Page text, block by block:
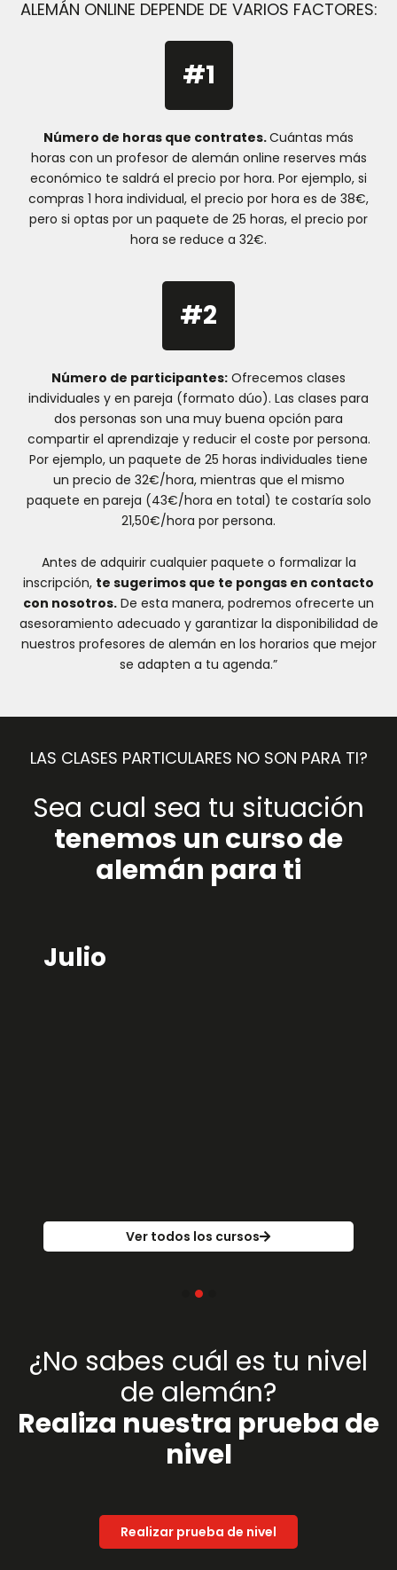
ALEMÁN ONLINE DEPENDE DE VARIOS FACTORES:
#1
Número de horas que contrates.Cuántas más
horas con un profesor de alemán online reserves más
económico te saldrá el precio por hora. Por ejemplo, si
compras 1 hora individual, el precio por hora es de 38€,
pero si optas por un paquete de 25 horas, el precio por
hora se reduce a 32€.
#2
Número de participantes: Ofrecemos clases
individuales y en pareja (formato dúo). Las clases para
dos personas son una muy buena opción para
compartir el aprendizaje y reducir el coste por persona.
Por ejemplo, un paquete de 25 horas individuales tiene
un precio de 32€/hora, mientras que el mismo
paquete en pareja (43€/hora en total) te costaría solo
21,50€/hora por persona.
Antes de adquirir cualquier paquete o formalizar la
inscripción, te sugerimos que te pongas en contacto
con nosotros. De esta manera, podremos ofrecerte un
asesoramiento adecuado y garantizar la disponibilidad de
nuestros profesores de alemán en los horarios que mejor
se adapten a tu agenda.”
LAS CLASES PARTICULARES NO SON PARA TI?
Sea cual sea tu situación
tenemos un curso de
alemán para ti
Julio
Ver todos los cursos
¿No sabes cuál es tu nivel
de alemán?
Realiza nuestra prueba de
nivel
Realizar prueba de nivel